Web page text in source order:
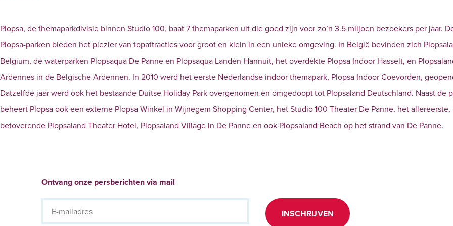
Plopsa, de themaparkdivisie binnen Studio 100, baat 7 themaparken uit die goed zijn voor zo’n 3.5 miljoen bezoekers per jaar.
Plopsa-parken bieden het plezier van topattracties voor groot en klein in een unieke omgeving. In België bevinden zich
Belgium, de waterparken Plopsaqua De Panne en Plopsaqua Landen-Hannuit, het overdekte Plopsa Indoor Hasselt, en
Ardennes in de Belgische Ardennen. In 2010 werd het eerste Nederlandse indoor themapark, Plopsa Indoor Coevorden,
Datzelfde jaar werd ook het bestaande Duitse Holiday Park overgenomen en omgedoopt tot Plopsaland Deutschland. Naast de
beheert Plopsa ook een externe Plopsa Winkel in Wijnegem Shopping Center, het Studio 100 Theater De Panne, het allereerste,
betoverende Plopsaland Theater Hotel, Plopsaland Village in De Panne en ook Plopsaland Beach op het strand van De Panne.
Ontvang onze persberichten via mail
INSCHRIJVEN